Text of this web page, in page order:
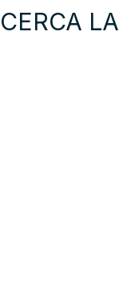
CERCA